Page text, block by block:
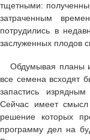
тщетными:
затраченным
потрудились в
заслуженных плодов
Обдумывая планы
все семена всходят
запастись
Сейчас имеет смысл
решение которых
программу дел на